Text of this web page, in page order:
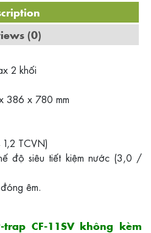
(0)
2 khối
386 x 780 mm
TCVN)
độ siêu tiết kiệm nước (3,0 /
êm.
CF-11SV không kèm